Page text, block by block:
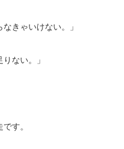
きゃいけない。」
ない。」
す。